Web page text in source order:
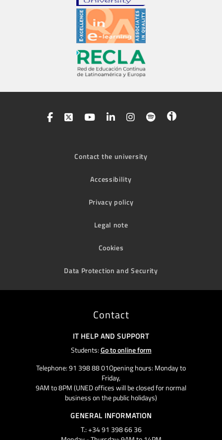
Contact the university
Accessibility
Privacy policy
Legal note
Cookies
Data Protection and Security
Contact
IT HELP AND SUPPORT
Students:Go to online form
Telephone: 91 398 88 01Opening hours: Monday to
Friday,
9AM to 8PM (UNED offices will be closed for normal
business on the public holidays)
GENERAL INFORMATION
T.: +34 91 398 66 36